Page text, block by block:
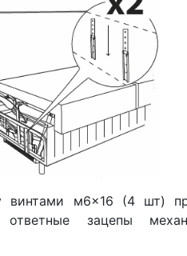
винтами м6×16 (4 шт)
зацепы